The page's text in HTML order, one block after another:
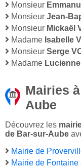
Monsieur
Monsieur Jean-
Monsieur Mickaël
Madame Isabelle
Monsieur Serge
Madame
Mairies
Aube
Découvrez les
de Bar-sur-Aube
Mairie de
Mairie de Fontaine